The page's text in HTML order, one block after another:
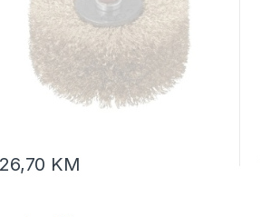
26,70 KM